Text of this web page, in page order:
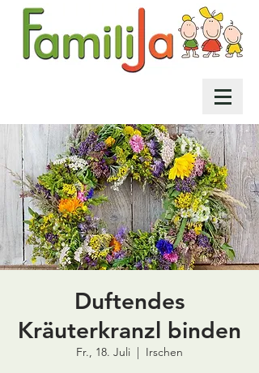
Duftendes
Kräuterkranzl binden
Fr., 18. Juli
  |
Irschen